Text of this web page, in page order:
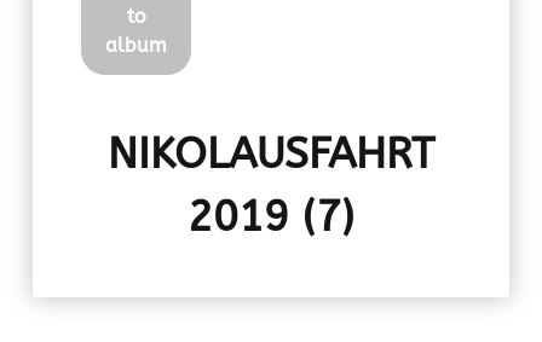
to
album
NIKOLAUSFAHRT
2019 (7)